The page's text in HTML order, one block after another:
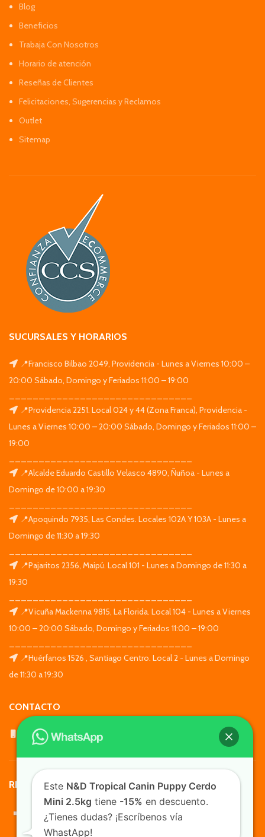
Blog
Beneficios
Trabaja Con Nosotros
Horario de atención
Reseñas de Clientes
Felicitaciones, Sugerencias y Reclamos
Outlet
Sitemap
SUCURSALES Y HORARIOS
📍Francisco Bilbao 2049, Providencia - Lunes a Viernes 10:00 –
20:00 Sábado, Domingo y Feriados 11:00 – 19:00
📍Providencia 2251. Local 024 y 44 (Zona Franca), Providencia -
Lunes a Viernes 10:00 – 20:00 Sábado, Domingo y Feriados 11:00 –
19:00
📍Alcalde Eduardo Castillo Velasco 4890, Ñuñoa - Lunes a
Domingo de 10:00 a 19:30
📍Apoquindo 7935, Las Condes. Locales 102A Y 103A - Lunes a
Domingo de 11:30 a 19:30
📍Pajaritos 2356, Maipú. Local 101 - Lunes a Domingo de 11:30 a
19:30
📍Vicuña Mackenna 9815, La Florida. Local 104 - Lunes a Viernes
10:00 – 20:00 Sábado, Domingo y Feriados 11:00 – 19:00
📍Huérfanos 1526 , Santiago Centro. Local 2 - Lunes a Domingo
de 11:30 a 19:30
CONTACTO
WhatsApp: +569 7564 4676
REDES SOCIALES
Este N&D Tropical Canin Puppy Cerdo
Mini 2.5kg tiene -15% en descuento.
¿Tienes dudas? ¡Escríbenos vía
WhastApp!